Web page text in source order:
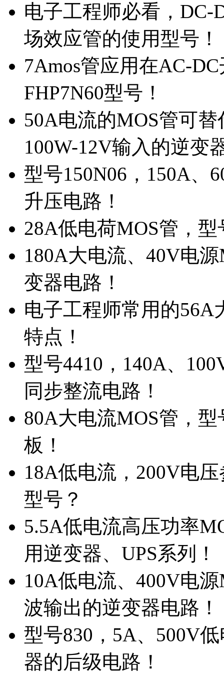
电子工程师必看，DC-
场效应管的使用型号！
7Amos管应用在AC-
FHP7N60型号！
50A电流的MOS管可
100W-12V输入的逆变
型号150N06，150A、
升压电路！
28A低电荷MOS管，
180A大电流、40V电
变器电路！
电子工程师常用的56A
特点！
型号4410，140A、
同步整流电路！
80A大电流MOS管，
板！
18A低电流，200V电
型号？
5.5A低电流高压功率
用逆变器、UPS系列！
10A低电流、400V电
波输出的逆变器电路！
型号830，5A、500V
器的后级电路！